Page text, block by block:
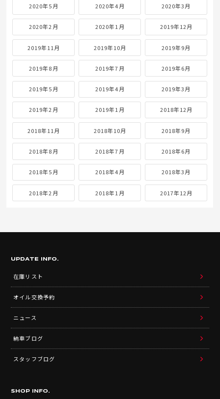
2020年5月 2020年4月 2020年3月
2020年2月 2020年1月 2019年12月
2019年11月 2019年10月 2019年9月
2019年8月 2019年7月 2019年6月
2019年5月 2019年4月 2019年3月
2019年2月 2019年1月 2018年12月
2018年11月 2018年10月 2018年9月
2018年8月 2018年7月 2018年6月
2018年5月 2018年4月 2018年3月
2018年2月 2018年1月 2017年12月
UPDATE INFO.
在庫リスト
オイル交換予約
ニュース
納車ブログ
スタッフブログ
SHOP INFO.